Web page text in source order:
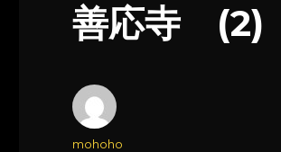
善応寺 (2)
投
mohoho